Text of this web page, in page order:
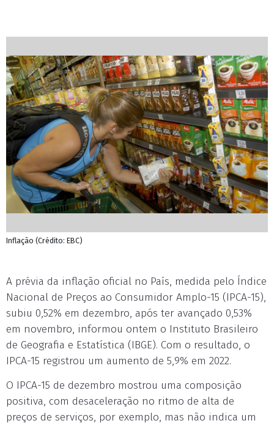
Inflação (Crédito: EBC)
A prévia da inflação oficial no País, medida pelo Índice
Nacional de Preços ao Consumidor Amplo-15 (IPCA-15),
subiu 0,52% em dezembro, após ter avançado 0,53%
em novembro, informou ontem o Instituto Brasileiro
de Geografia e Estatística (IBGE). Com o resultado, o
IPCA-15 registrou um aumento de 5,9% em 2022.
O IPCA-15 de dezembro mostrou uma composição
positiva, com desaceleração no ritmo de alta de
preços de serviços, por exemplo, mas não indica um